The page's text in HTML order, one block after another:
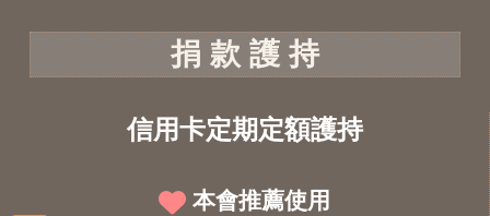
捐 款 護 持
信用卡定期定額護持
本會推薦使用